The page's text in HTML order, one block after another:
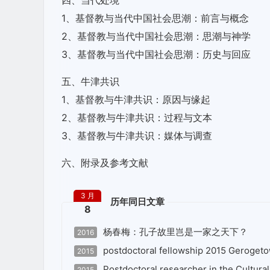
1、基督教与当代中国社会思潮：前言与概念
2、基督教与当代中国社会思潮：思潮与神学
3、基督教与当代中国社会思潮：历史与回应
五、牛津共识
1、基督教与牛津共识：原因与缘起
2、基督教与牛津共识：过程与文本
3、基督教与牛津共识：媒体与调查
六、附录及参考文献
历年同日文章
3 月
8
2016 杨春梅：孔子故里岂是一家之天下？
2015 postdoctoral fellowship 2015